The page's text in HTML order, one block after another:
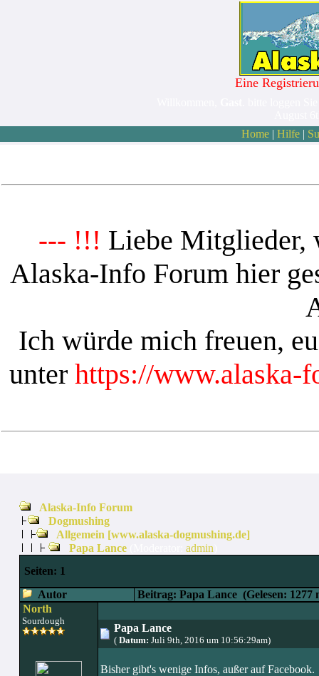
Eine
Home| Hilfe|
--- !!! Liebe Mitglieder,
Alaska-Info Forum hier
Ich würde mich freuen,
unter https://www.alaska-
Alaska-Info Forum
Dogmushing
Allgemein [www.alaska-dogmushing.de]
Papa Lance
admin
Seiten: 1
Autor
Beitrag: Papa Lance(Gelesen: 1277
North
Sourdough
Papa Lance
(Datum: Juli 9th, 2016 um 10:56:29am)
Bisher gibt's wenige Infos, außer auf Facebook.